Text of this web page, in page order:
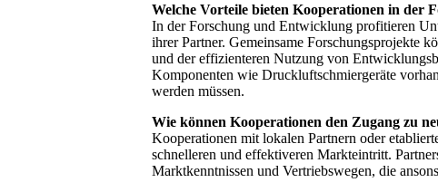
Welche Vorteile bieten Kooperationen in der
In der Forschung und Entwicklung profitieren
ihrer Partner. Gemeinsame Forschungsprojekte
und der effizienteren Nutzung von
Komponenten wie Druckluftschmiergeräte
werden müssen.
Wie können Kooperationen den Zugang zu
Kooperationen mit lokalen Partnern oder
schnelleren und effektiveren Markteintritt.
Marktkenntnissen und Vertriebswegen, die